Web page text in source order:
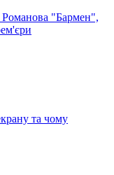
"Бармен",
та чому